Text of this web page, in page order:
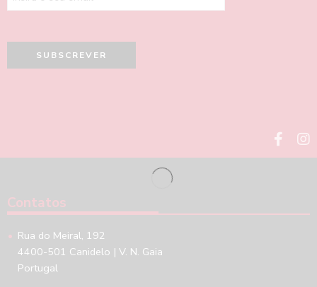
Contatos
Rua do Meiral, 192
4400-501 Canidelo | V. N. Gaia
Portugal